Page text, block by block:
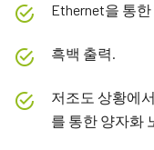
Ethernet을 통
흑백 출력.
저조도 상황에
를 통한 양자화